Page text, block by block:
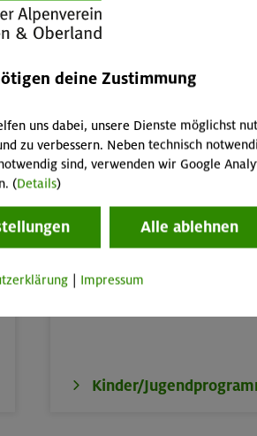
zum
Sommerprogramm
Kinder, Jugend & Familie
und Touren für Kinder & Jugend
Kinder/
deine Zustimmung
uns dabei, unsere Dienste möglichst
zu verbessern. Neben technisch
sind, verwenden wir Google
(Details)
Alle ablehnen
Impressum